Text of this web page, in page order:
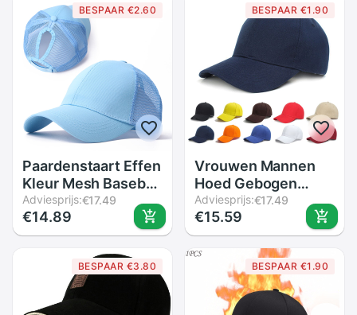
BESPAAR €2.60
Paardenstaart Effen
Kleur Mesh Baseball
Cap Voor Vrouwen
Mannen Vlakte
Zomer Zonnehoed
Unisex Verstelbare
Outdoor Hip-Hop
Mode gewassen
Caps
Adviesprijs:€17.49
€14.89
BESPAAR €1.90
Vrouwen Mannen
Hoed Gebogen
Zonneklep Licht
Boord Effen Kleur
Baseball Cap
Mannen Cap
Outdoor Zonnehoed
Verstelbare Sport
Caps in Zomer
Adviesprijs:€17.49
€15.59
BESPAAR €3.80 BESPAAR €1.90